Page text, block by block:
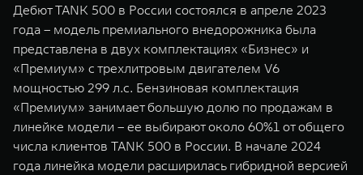
WEY 80
Масштаб возможностей
от 6 449 000 ₽
WEY 80
от 8 099
Дебют TANK 500 в России состоялся в апреле 2023
года – модель премиального внедорожника была
представлена в двух комплектациях «Бизнес» и
«Премиум» с трехлитровым двигателем V6
мощностью 299 л.с. Бензиновая комплектация
«Премиум» занимает большую долю по продажам в
линейке модели – ее выбирают около 60%1 от общего
числа клиентов TANK 500 в России. В начале 2024
года линейка модели расширилась гибридной версией